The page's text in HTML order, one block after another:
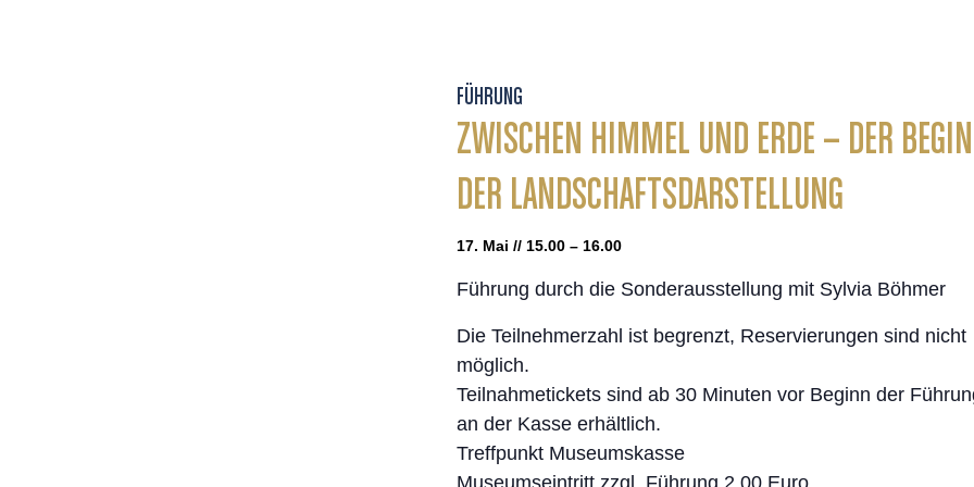
FÜHRUNG
ZWISCHEN HIMMEL UND ERDE – DER
DER LANDSCHAFTSDARSTELLUNG
17. Mai // 15.00 – 16.00
Führung durch die Sonderausstellung mit Sylvia Böhmer
Die Teilnehmerzahl ist begrenzt, Reservierungen sind nicht
möglich.
Teilnahmetickets sind ab 30 Minuten vor Beginn der
an der Kasse erhältlich.
Treffpunkt Museumskasse
Museumseintritt zzgl. Führung 2,00 Euro,